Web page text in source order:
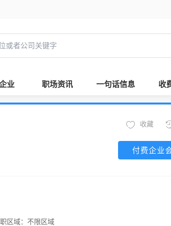
业 职场资讯 一句话信息 收
收藏
付费企业
区域： 不限区域